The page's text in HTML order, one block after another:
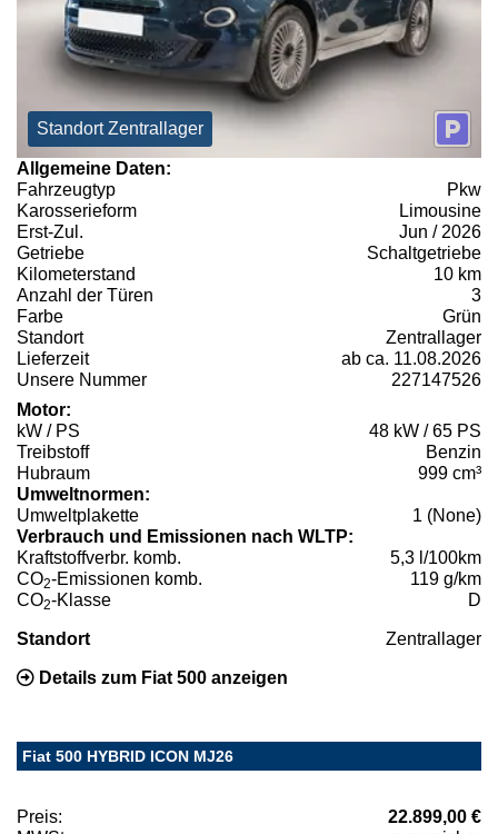
Standort Zentrallager
Allgemeine Daten:
Fahrzeugtyp
Pkw
Karosserieform
Limousine
Erst-Zul.
Jun / 2026
Getriebe
Schaltgetriebe
Kilometerstand
10 km
Anzahl der Türen
3
Farbe
Grün
Standort
Zentrallager
Lieferzeit
ab ca. 11.08.2026
Unsere Nummer
227147526
Motor:
kW / PS
48 kW / 65 PS
Treibstoff
Benzin
Hubraum
999 cm³
Umweltnormen:
Umweltplakette
1 (None)
Verbrauch und Emissionen nach WLTP:
Kraftstoffverbr. komb.
5,3 l/100km
CO2-Emissionen komb.
119 g/km
CO2-Klasse D
Standort Zentrallager
Details zum Fiat 500 anzeigen
Fiat 500 HYBRID ICON MJ26
Preis:
22.899,00 €